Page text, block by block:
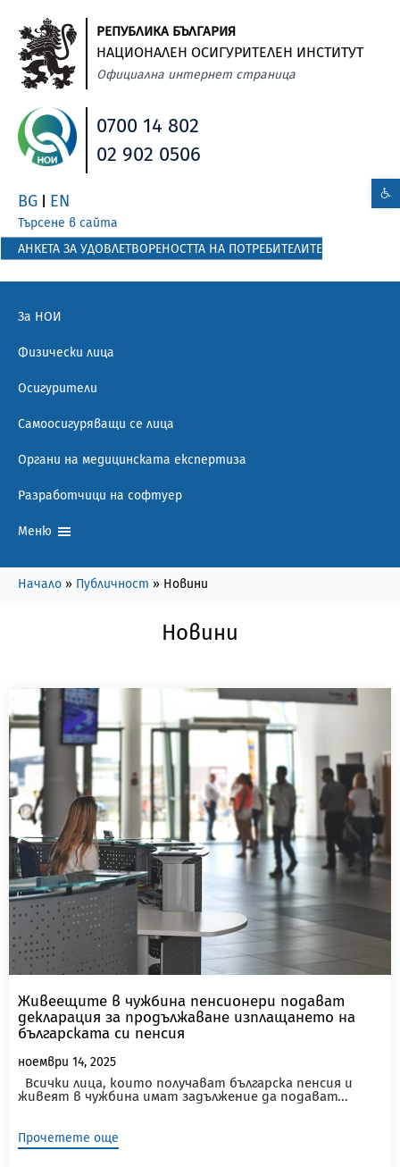
РЕПУБЛИКА БЪЛГАРИЯ
НАЦИОНАЛЕН ОСИГУРИТЕЛЕН ИНСТИТУТ
Официална интернет страница
0700 14 802
02 902 0506
BG EN
Търсене в сайта
АНКЕТА ЗА УДОВЛЕТВОРЕНОСТТА НА ПОТРЕБИТЕЛИТЕ
За НОИ
Физически лица
Осигурители
Самоосигуряващи се лица
Органи на медицинската експертиза
Разработчици на софтуер
Меню
Начало » Публичност » Новини
Новини
Живеещите в чужбина пенсионери подават
декларация за продължаване изплащането на
българската си пенсия
ноември 14, 2025
Всички лица, които получават българска пенсия и
живеят в чужбина имат задължение да подават...
Прочетете още